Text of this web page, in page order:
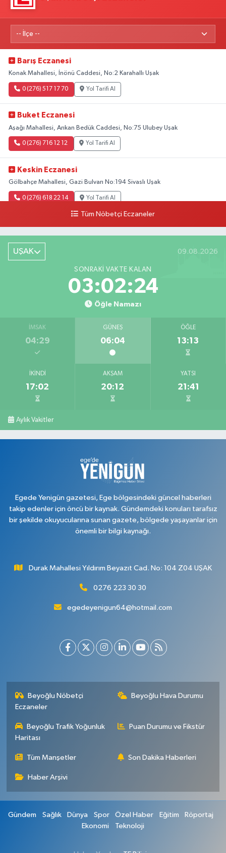
Barış Eczanesi
Konak Mahallesi, İnönü Caddesi, No:2 Karahallı Uşak
0 (276) 517 17 70 Yol Tarifi Al
Buket Eczanesi
Aşağı Mahallesi, Arıkan Bedük Caddesi, No:75 Ulubey Uşak
0 (276) 716 12 12 Yol Tarifi Al
Keskin Eczanesi
Gölbahçe Mahallesi, Gazi Bulvarı No:194 Sivaslı Uşak
0 (276) 618 22 14 Yol Tarifi Al
Cumhuriyet Mahallesi, Uğur Mumcu Caddesi No:134 A Merkez Uşak
0 (276) 216 80 90
Serkan Eczanesi
Kurtuluş Mahallesi, Hakkı Yağcı Caddesi No:7 B Merkez Uşak
Yol Tarifi Al
Cumhuriyet Mahallesi, Yüce Sokak No:17 A Merkez Uşak
Tüm Nöbetçi Eczaneler
UŞAK 09.08.2026
SONRAKI VAKTE KALAN
03:02:23
Öğle Namazı
İMSAK
04:29
GÜNEŞ
06:04
ÖĞLE
13:13
İKINDI
17:02
AKŞAM
20:12
YATSI
21:41
Aylık Vakitler
Egede Yenigün gazetesi, Ege bölgesindeki güncel haberleri
takip edenler için öncü bir kaynak. Gündemdeki konuları tarafsız
bir şekilde okuyucularına sunan gazete, bölgede yaşayanlar için
önemli bir bilgi kaynağı.
Durak Mahallesi Yıldırım Beyazıt Cad. No: 104 Z04 UŞAK
0276 223 30 30
egedeyenigun64@hotmail.com
Beyoğlu Nöbetçi
Eczaneler
Beyoğlu Hava Durumu
Beyoğlu Trafik Yoğunluk
Haritası
Puan Durumu ve Fikstür
Tüm Manşetler Son Dakika Haberleri
Haber Arşivi
Gündem Sağlık Dünya Spor Özel Haber Eğitim
Röportaj
Ekonomi
Teknoloji